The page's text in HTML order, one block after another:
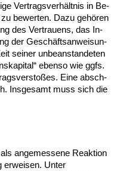
Ver­trags­verhält­nis in Be­
be­wer­ten. Da­zu gehören
des Ver­trau­ens, das In­
der Geschäfts­an­wei­sun­
sei­ner un­be­an­stan­de­ten
eben­so wie ggfs.
Ei­ne ab­sch­
Ins­ge­samt muss sich die
als an­ge­mes­se­ne Re­ak­ti­on
er­wei­sen. Un­ter